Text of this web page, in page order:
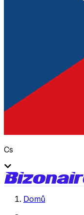
Cs
Domů